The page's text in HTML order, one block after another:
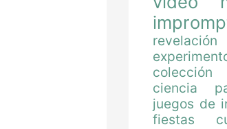
revelación
colección
ciencia
juegos de
fiestas